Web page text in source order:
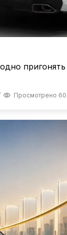
Просмотрено 60